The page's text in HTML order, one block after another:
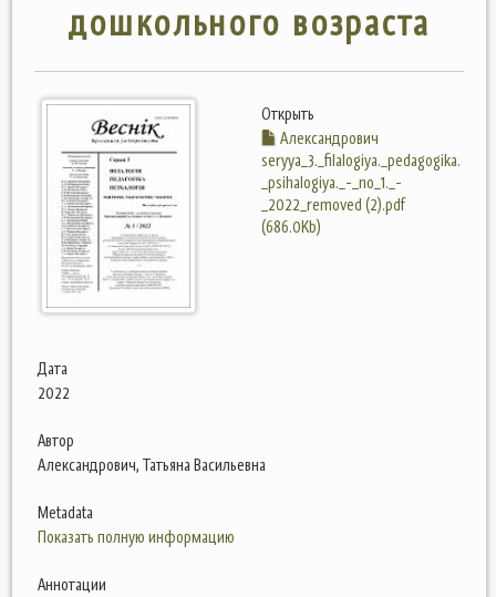
дошкольного возраста
Открыть
Александрович
seryya_3._filalogiya._pedagogika.
_psihalogiya._-_no_1._-
_2022_removed (2).pdf
(686.0Kb)
Дата
2022
Автор
Александрович, Татьяна Васильевна
Metadata
Показать полную информацию
Аннотации